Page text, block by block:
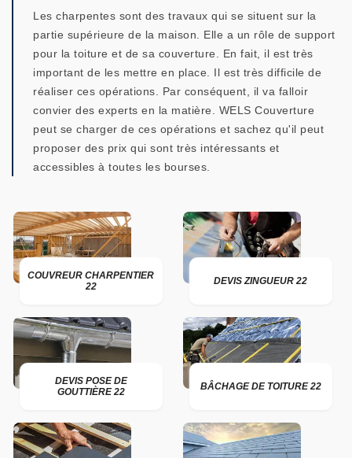
Les charpentes sont des travaux qui se situent sur la
partie supérieure de la maison. Elle a un rôle de support
pour la toiture et de sa couverture. En fait, il est très
important de les mettre en place. Il est très difficile de
réaliser ces opérations. Par conséquent, il va falloir
convier des experts en la matière. WELS Couverture
peut se charger de ces opérations et sachez qu'il peut
proposer des prix qui sont très intéressants et
accessibles à toutes les bourses.
COUVREUR CHARPENTIER
22
DEVIS ZINGUEUR 22
DEVIS POSE DE
GOUTTIÈRE 22
BÂCHAGE DE TOITURE 22